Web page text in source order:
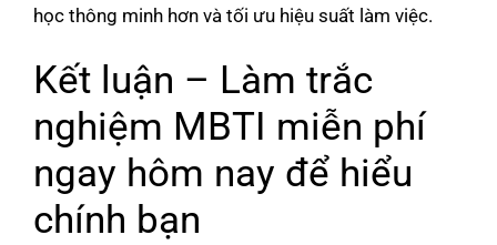
học thông minh hơn và tối ưu hiệu suất làm việc.
Kết luận – Làm trắc
nghiệm MBTI miễn phí
ngay hôm nay để hiểu
chính bạn